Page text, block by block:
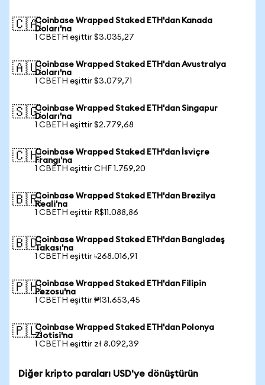
🇨🇦Coinbase Wrapped Staked ETH'dan Kanada
Doları'na
1 CBETH eşittir $3.035,27
🇦🇺Coinbase Wrapped Staked ETH'dan Avustralya
Doları'na
1 CBETH eşittir $3.079,71
🇸🇬Coinbase Wrapped Staked ETH'dan Singapur
Doları'na
1 CBETH eşittir $2.779,68
🇨🇭Coinbase Wrapped Staked ETH'dan İsviçre
Frangı'na
1 CBETH eşittir CHF 1.759,20
🇧🇷Coinbase Wrapped Staked ETH'dan Brezilya
Reali'na
1 CBETH eşittir R$11.088,86
🇧🇩Coinbase Wrapped Staked ETH'dan Bangladeş
Takası'na
1 CBETH eşittir ৳268.016,91
🇵🇭Coinbase Wrapped Staked ETH'dan Filipin
Pezosu'na
1 CBETH eşittir ₱131.653,45
🇵🇱Coinbase Wrapped Staked ETH'dan Polonya
Zlotisi'na
1 CBETH eşittir zł 8.092,39
Diğer kripto paraları USD'ye dönüştürün